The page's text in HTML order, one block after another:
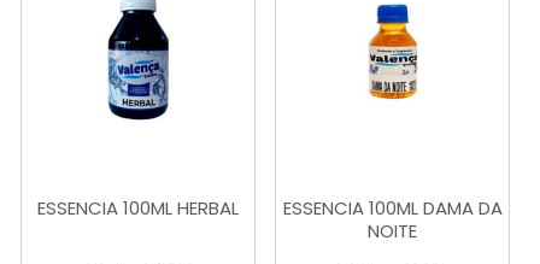
ESSENCIA 100ML HERBAL
ESSENCIA 100ML DAMA DA
NOITE